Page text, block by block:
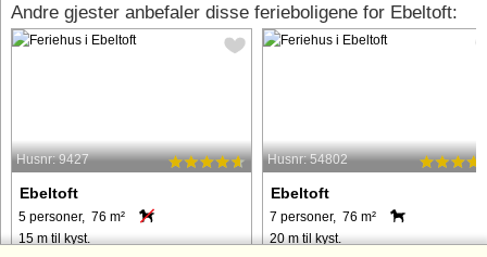
Andre gjester anbefaler disse ferieboligene for Ebeltoft:
Husnr: 9427
Ebeltoft
5 personer, 76 m²
15 m til kyst.
Husnr: 54802
Ebeltoft
7 personer, 76 m²
20 m til kyst.